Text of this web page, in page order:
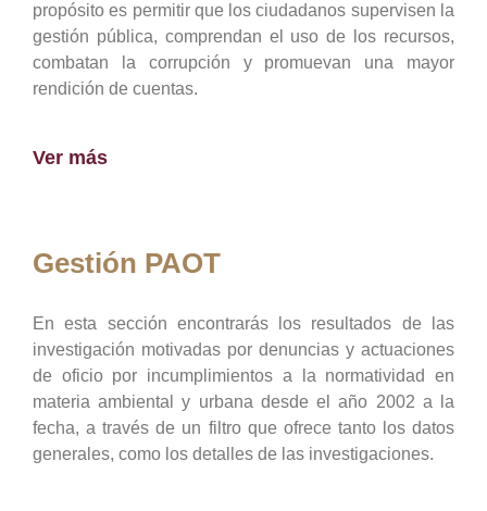
propósito es permitir que los ciudadanos supervisen la
gestión pública, comprendan el uso de los recursos,
combatan la corrupción y promuevan una mayor
rendición de cuentas.
Ver más
Gestión PAOT
En esta sección encontrarás los resultados de las
investigación motivadas por denuncias y actuaciones
de oficio por incumplimientos a la normatividad en
materia ambiental y urbana desde el año 2002 a la
fecha, a través de un filtro que ofrece tanto los datos
generales, como los detalles de las investigaciones.